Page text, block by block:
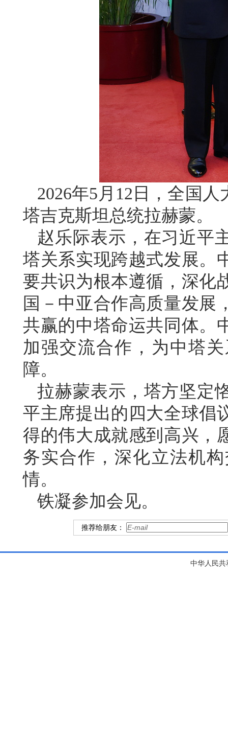
2026年5月12日，全国
塔吉克斯坦总统拉赫蒙。
赵乐际表示，在习近平
塔关系实现跨越式发展。
要共识为根本遵循，深化
国－中亚合作高质量发展
共赢的中塔命运共同体。
加强交流合作，为中塔
障。
拉赫蒙表示，塔方坚定
平主席提出的四大全球倡
得的伟大成就感到高兴，
务实合作，深化立法机
情。
铁凝参加会见。
推荐给朋友：
中华人民共